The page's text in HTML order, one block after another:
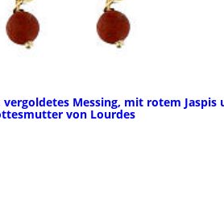
vergoldetes Messing, mit rotem Jaspis
von Lourdes